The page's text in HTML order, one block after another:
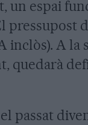
un espai
inclòs). A la
quedarà
passat